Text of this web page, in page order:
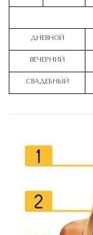
ДНЕВНОЙ
ВЕЧЕРНИЙ
СВАДЕБНЫЙ